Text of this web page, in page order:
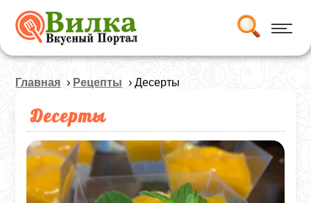
Главная › Рецепты › Десерты
Десерты